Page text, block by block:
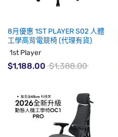
8月優惠 1ST PLAYER S02 人體
工學高背電競椅 (代理有貨)
1st Player
$1,188.00 $1,388.00